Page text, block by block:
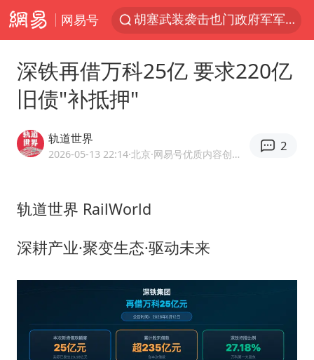
网易号
日本试射“战斧”导弹，国防部回应
台风白海豚中心风力增强
四川宜宾高县4.9级地震致1死
“新疆阿勒泰八月能滑雪”不实
山东一元代青花杯离奇失踪
百花奖开幕式
深铁再借万科25亿 要求220亿
旧债"补抵押"
轨道世界
2026-05-13 22:14·北京 ·网易号优质内容创作者
2
轨道世界 RailWorld
深耕产业·聚变生态·驱动未来